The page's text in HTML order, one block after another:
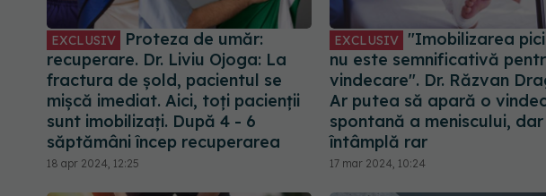
EXCLUSIV
Proteza de umăr:
recuperare. Dr. Liviu Ojoga: La
fractura de șold, pacientul se
mișcă imediat. Aici, toți pacienții
sunt imobilizați. După 4 - 6
săptămâni încep recuperarea
18 apr 2024, 12:25
EXCLUSIV
"Imobilizarea
nu este semnificativă
vindecare". Dr. Răzvan
Ar putea să apară o
spontană a meniscului, dar
întâmplă rar
17 mar 2024, 10:24